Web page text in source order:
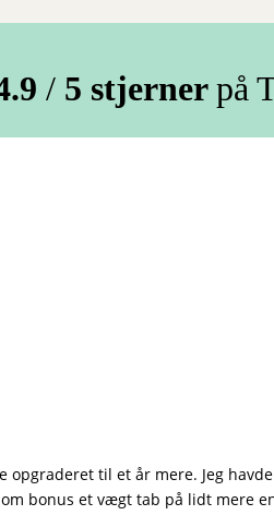
/ 5 stjernerpå
opgraderet til et år mere. Jeg
bonus et vægt tab på lidt mere